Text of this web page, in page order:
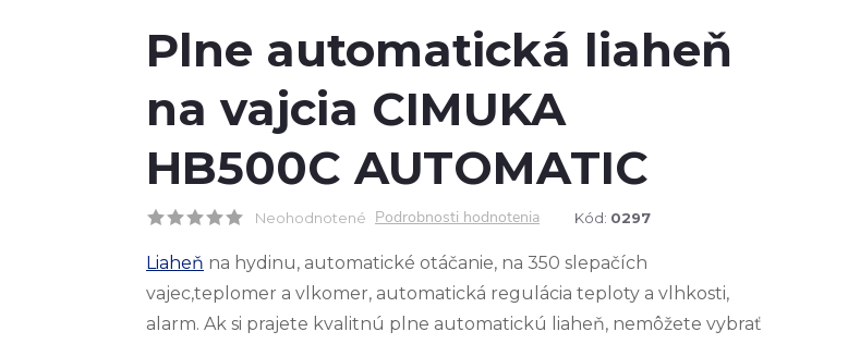
Plne automatická liaheň
na vajcia CIMUKA
HB500C AUTOMATIC
Neohodnotené Podrobnosti hodnotenia Kód: 0297
Liaheň na hydinu, automatické otáčanie, na 350 slepačích
vajec,teplomer a vlkomer, automatická regulácia teploty a vlhkosti,
alarm. Ak si prajete kvalitnú plne automatickú liaheň, nemôžete vybrať